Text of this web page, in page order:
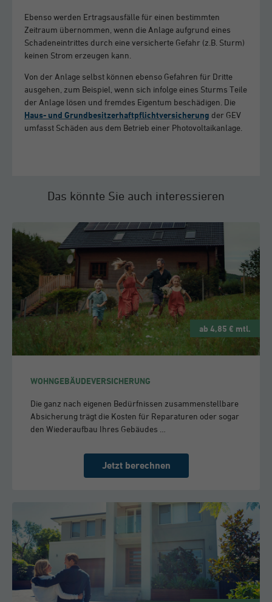
Ebenso werden Ertragsausfälle für einen bestimmten
Zeitraum übernommen, wenn die Anlage aufgrund eines
Schadeneintrittes durch eine versicherte Gefahr (z.B. Sturm)
keinen Strom erzeugen kann.
Von der Anlage selbst können ebenso Gefahren für Dritte
ausgehen, zum Beispiel, wenn sich infolge eines Sturms Teile
der Anlage lösen und fremdes Eigentum beschädigen. Die
Haus- und Grundbesitzerhaftpflichtversicherung der GEV
umfasst Schäden aus dem Betrieb einer Photovoltaikanlage.
Das könnte Sie auch interessieren
ab 4,85 € mtl.
WOHNGEBÄUDEVERSICHERUNG
Die ganz nach eigenen Bedürfnissen zusammenstellbare
Absicherung trägt die Kosten für Reparaturen oder sogar
den Wiederaufbau Ihres Gebäudes …
Jetzt berechnen